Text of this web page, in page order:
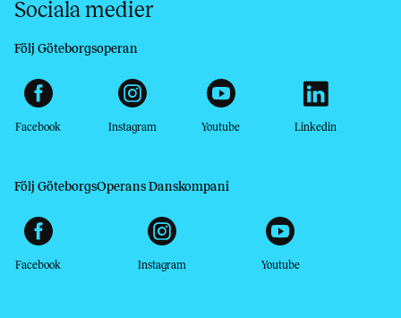
Sociala medier
Följ Göteborgsoperan
Facebook Instagram Youtube Linkedin
Följ GöteborgsOperans Danskompani
Facebook Instagram Youtube